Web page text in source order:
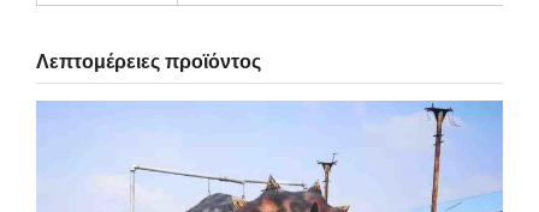
Λεπτομέρειες προϊόντος